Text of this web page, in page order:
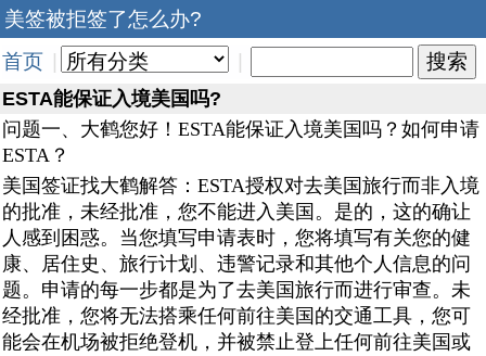
美签被拒签了怎么办?
首页
ESTA能保证入境美国吗?
问题一、大鹤您好！ESTA能保证入境美国吗？如何申请
ESTA？
美国签证找大鹤解答：ESTA授权对去美国旅行而非入境
的批准，未经批准，您不能进入美国。是的，这的确让
人感到困惑。当您填写申请表时，您将填写有关您的健
康、居住史、旅行计划、违警记录和其他个人信息的问
题。申请的每一步都是为了去美国旅行而进行审查。未
经批准，您将无法搭乘任何前往美国的交通工具，您可
能会在机场被拒绝登机，并被禁止登上任何前往美国或